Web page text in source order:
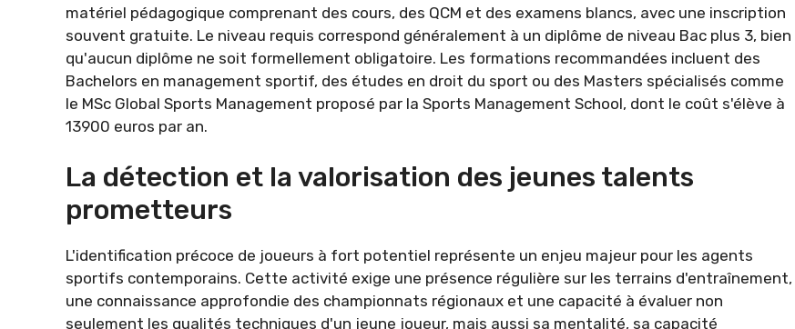
matériel pédagogique comprenant des cours, des QCM et des examens blancs, avec une inscription
souvent gratuite. Le niveau requis correspond généralement à un diplôme de niveau Bac plus 3, bien
qu'aucun diplôme ne soit formellement obligatoire. Les formations recommandées incluent des
Bachelors en management sportif, des études en droit du sport ou des Masters spécialisés comme
le MSc Global Sports Management proposé par la Sports Management School, dont le coût s'élève à
13900 euros par an.
La détection et la valorisation des jeunes talents
prometteurs
L'identification précoce de joueurs à fort potentiel représente un enjeu majeur pour les agents
sportifs contemporains. Cette activité exige une présence régulière sur les terrains d'entraînement,
une connaissance approfondie des championnats régionaux et une capacité à évaluer non
seulement les qualités techniques d'un jeune joueur, mais aussi sa mentalité, sa capacité